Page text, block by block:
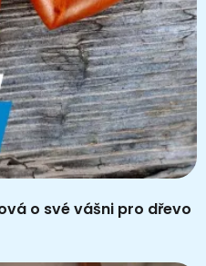
o své vášni pro dřevo